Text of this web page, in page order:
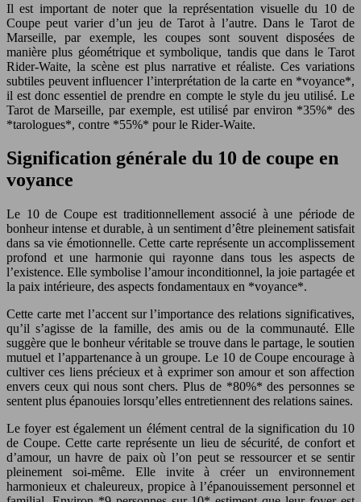
Il est important de noter que la représentation visuelle du 10 de
Coupe peut varier d’un jeu de Tarot à l’autre. Dans le Tarot de
Marseille, par exemple, les coupes sont souvent disposées de
manière plus géométrique et symbolique, tandis que dans le Tarot
Rider-Waite, la scène est plus narrative et réaliste. Ces variations
subtiles peuvent influencer l’interprétation de la carte en *voyance*,
il est donc essentiel de prendre en compte le style du jeu utilisé. Le
Tarot de Marseille, par exemple, est utilisé par environ *35%* des
*tarologues*, contre *55%* pour le Rider-Waite.
Signification générale du 10 de coupe en
voyance
Le 10 de Coupe est traditionnellement associé à une période de
bonheur intense et durable, à un sentiment d’être pleinement satisfait
dans sa vie émotionnelle. Cette carte représente un accomplissement
profond et une harmonie qui rayonne dans tous les aspects de
l’existence. Elle symbolise l’amour inconditionnel, la joie partagée et
la paix intérieure, des aspects fondamentaux en *voyance*.
Cette carte met l’accent sur l’importance des relations significatives,
qu’il s’agisse de la famille, des amis ou de la communauté. Elle
suggère que le bonheur véritable se trouve dans le partage, le soutien
mutuel et l’appartenance à un groupe. Le 10 de Coupe encourage à
cultiver ces liens précieux et à exprimer son amour et son affection
envers ceux qui nous sont chers. Plus de *80%* des personnes se
sentent plus épanouies lorsqu’elles entretiennent des relations saines.
Le foyer est également un élément central de la signification du 10
de Coupe. Cette carte représente un lieu de sécurité, de confort et
d’amour, un havre de paix où l’on peut se ressourcer et se sentir
pleinement soi-même. Elle invite à créer un environnement
harmonieux et chaleureux, propice à l’épanouissement personnel et